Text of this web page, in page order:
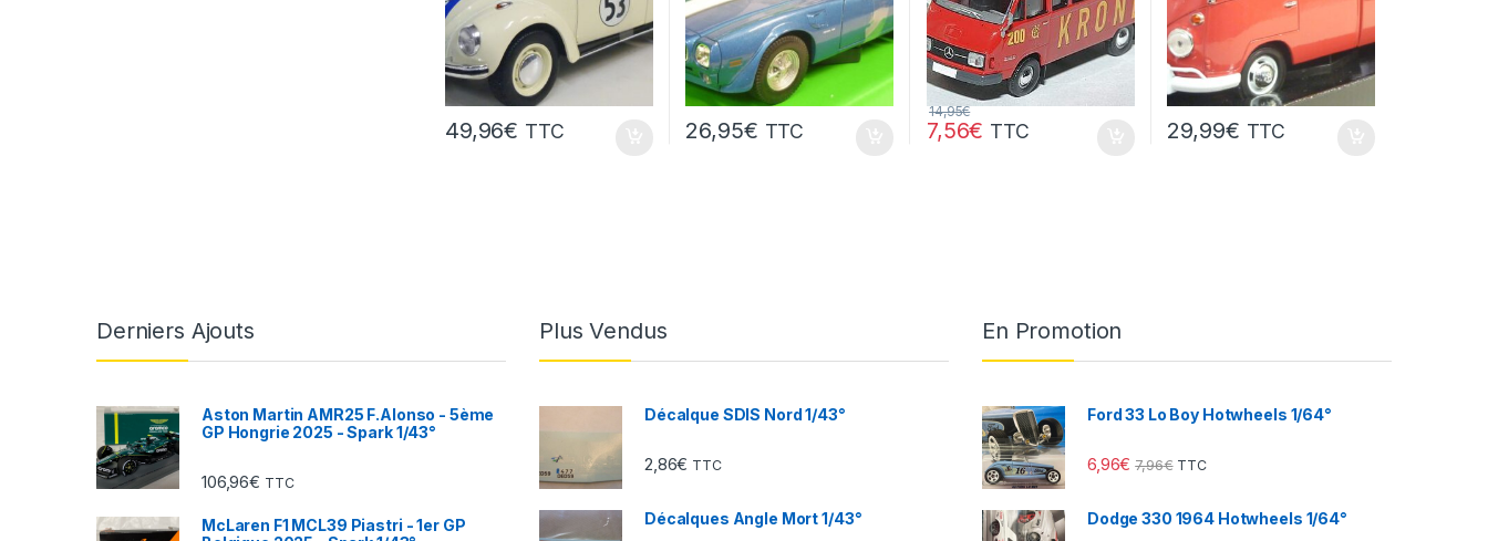
49,96€ TTC 26,95€ TTC 7,56€
14,95€
TTC 29,99€ TTC
Derniers Ajouts
Aston Martin AMR25 F.Alonso - 5ème
GP Hongrie 2025 - Spark 1/43°
106,96€ TTC
McLaren F1 MCL39 Piastri - 1er GP
Plus Vendus
Décalque SDIS Nord 1/43°
2,86€ TTC
Décalques Angle Mort 1/43°
En Promotion
Ford 33 Lo Boy Hotwheels 1/64°
6,96€ 7,96€ TTC
Dodge 330 1964 Hotwheels 1/64°